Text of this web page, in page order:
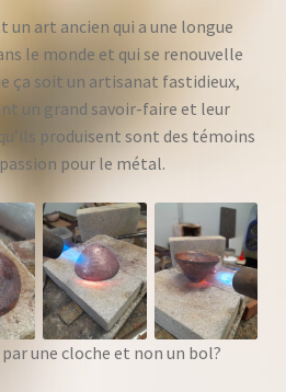
un art ancien qui a une longue
le monde et qui se renouvelle
ça soit un artisanat fastidieux,
un grand savoir-faire et leur
produisent sont des témoins
pour le métal.
une cloche et non un bol?